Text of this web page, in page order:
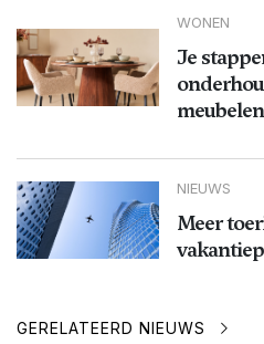
WONEN
Je
meubelen
NIEUWS
Meer
GERELATEERD NIEUWS